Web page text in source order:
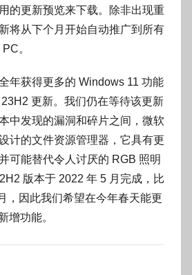
的更新预览来下载。除非出现重
将从下个月开始自动推广到所有
。
年获得更多的 Windows 11 功能
更新。我们仍在等待该更新
中发现的漏洞和碎片之间，微软
计的文件资源管理器，它具有更
可能替代令人讨厌的 RGB 照明
版本于 2022 年 5 月完成，比
，因此我们希望在今年春天能更
增功能。